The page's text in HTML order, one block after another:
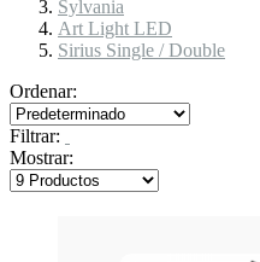
Sylvania
Art Light LED
Sirius Single / Double
Ordenar:
Filtrar:
Mostrar: